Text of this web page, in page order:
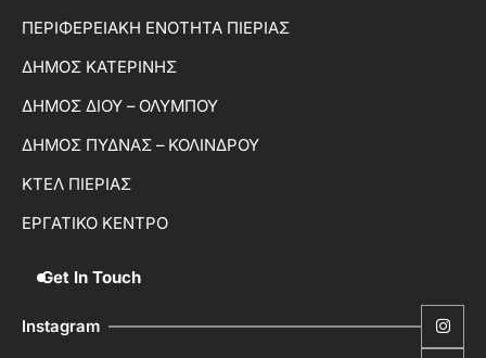
ΠΕΡΙΦΕΡΕΙΑΚΗ ΕΝΟΤΗΤΑ ΠΙΕΡΙΑΣ
ΔΗΜΟΣ ΚΑΤΕΡΙΝΗΣ
ΔΗΜΟΣ ΔΙΟΥ – ΟΛΥΜΠΟΥ
ΔΗΜΟΣ ΠΥΔΝΑΣ – ΚΟΛΙΝΔΡΟΥ
ΚΤΕΛ ΠΙΕΡΙΑΣ
ΕΡΓΑΤΙΚΟ ΚΕΝΤΡΟ
Get In Touch
Instagram